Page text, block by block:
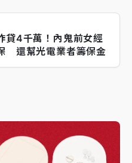
貸4千萬！內鬼前女經
還幫光電業者籌保金